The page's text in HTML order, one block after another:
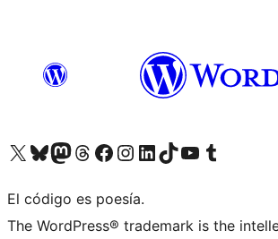
Visita nuestra cuenta de X (anteriormente Twitter)
Visita nuestra cuenta de Bluesky
Visita nuestra cuenta de Mastodon
Visita nuestra cuenta de Threads
Visita nuestra página de Facebook
Visita nuestra cuenta de Instagram
Visita nuestra cuenta de LinkedIn
Visita nuestra cuenta de TikTok
Visita nuestro canal de YouTube
Visita nuestra cuenta de Tumblr
El código es poesía.
The WordPress® trademark is the